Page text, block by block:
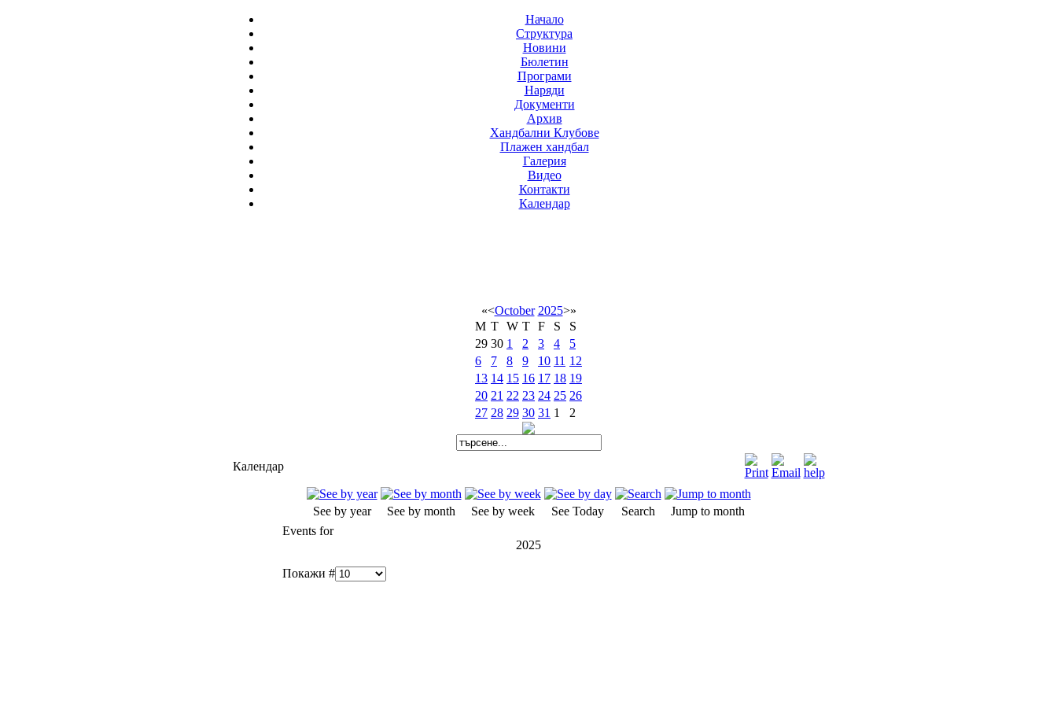
Начало
Структура
Новини
Бюлетин
Програми
Наряди
Документи
Архив
Хандбални Клубове
Плажен хандбал
Галерия
Видео
Контакти
Календар
«<October 2025>»
M T W T F S
S
29 30 1 2 3 4
5
6
7 8 9 10 11 12
13 14 15 16 17 18 19
20 21 22 23 24 25 26
27 28 29 30 31 1 2
Календар
See by year See by month See by week See Today Search
Jump to month
Events for
2025
Покажи #